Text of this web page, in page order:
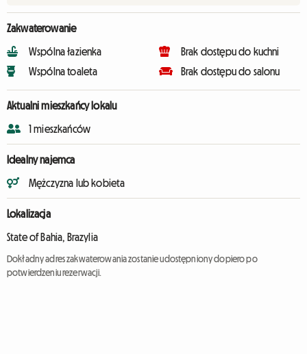
Zakwaterowanie
Wspólna łazienka
Wspólna toaleta
Brak dostępu do kuchni
Brak dostępu do salonu
Aktualni mieszkańcy lokalu
1 mieszkańców
Idealny najemca
Mężczyzna lub kobieta
Lokalizacja
State of Bahia, Brazylia
Dokładny adres zakwaterowania zostanie udostępniony dopiero po
potwierdzeniu rezerwacji.